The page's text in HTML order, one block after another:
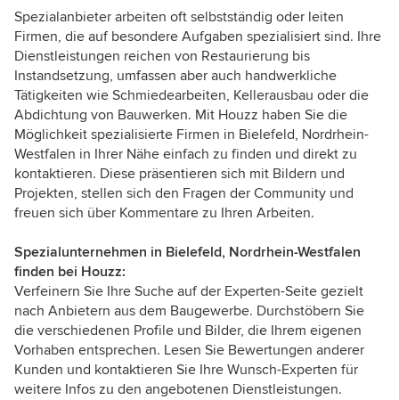
Spezialanbieter arbeiten oft selbstständig oder leiten
Firmen, die auf besondere Aufgaben spezialisiert sind. Ihre
Dienstleistungen reichen von Restaurierung bis
Instandsetzung, umfassen aber auch handwerkliche
Tätigkeiten wie Schmiedearbeiten, Kellerausbau oder die
Abdichtung von Bauwerken. Mit Houzz haben Sie die
Möglichkeit spezialisierte Firmen in Bielefeld, Nordrhein-
Westfalen in Ihrer Nähe einfach zu finden und direkt zu
kontaktieren. Diese präsentieren sich mit Bildern und
Projekten, stellen sich den Fragen der Community und
freuen sich über Kommentare zu Ihren Arbeiten.
Spezialunternehmen in Bielefeld, Nordrhein-Westfalen
finden bei Houzz:
Verfeinern Sie Ihre Suche auf der Experten-Seite gezielt
nach Anbietern aus dem Baugewerbe. Durchstöbern Sie
die verschiedenen Profile und Bilder, die Ihrem eigenen
Vorhaben entsprechen. Lesen Sie Bewertungen anderer
Kunden und kontaktieren Sie Ihre Wunsch-Experten für
weitere Infos zu den angebotenen Dienstleistungen.